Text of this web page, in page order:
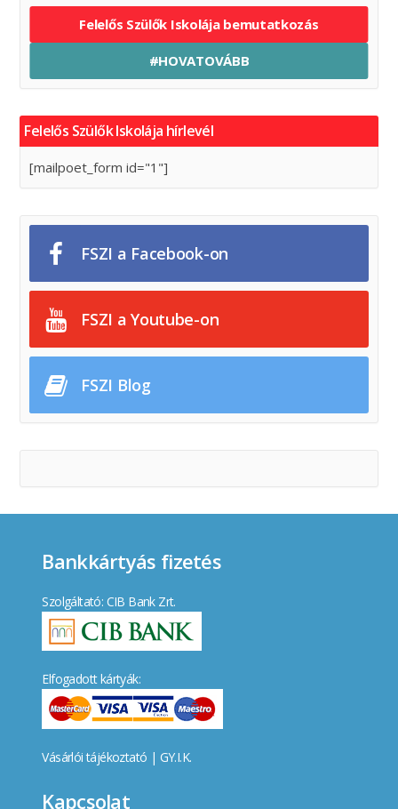
Felelős Szülők Iskolája bemutatkozás
#HOVATOVÁBB
Felelős Szülők Iskolája hírlevél
[mailpoet_form id="1"]
FSZI a Facebook-on
FSZI a Youtube-on
FSZI Blog
Bankkártyás fizetés
Szolgáltató: CIB Bank Zrt.
Elfogadott kártyák:
Vásárlói tájékoztató | GY.I.K.
Kapcsolat